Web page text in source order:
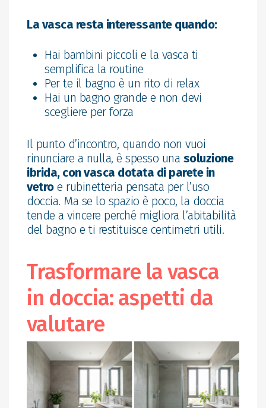
La vasca resta interessante quando:
Hai bambini piccoli e la vasca ti
semplifica la routine
Per te il bagno è un rito di relax
Hai un bagno grande e non devi
scegliere per forza
Il punto d’incontro, quando non vuoi
rinunciare a nulla, è spesso una soluzione
ibrida, con vasca dotata di parete in
vetroe rubinetteria pensata per l’uso
doccia. Ma se lo spazio è poco, la doccia
tende a vincere perché migliora l’abitabilità
del bagno e ti restituisce centimetri utili.
Trasformare la vasca
in doccia: aspetti da
valutare